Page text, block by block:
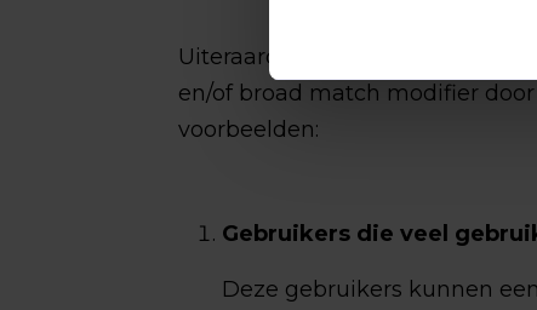
Uiteraard hangt dit sterk af van
en/of broad match modifier
voorbeelden:
Gebruikers die veel
Deze gebruikers kunnen